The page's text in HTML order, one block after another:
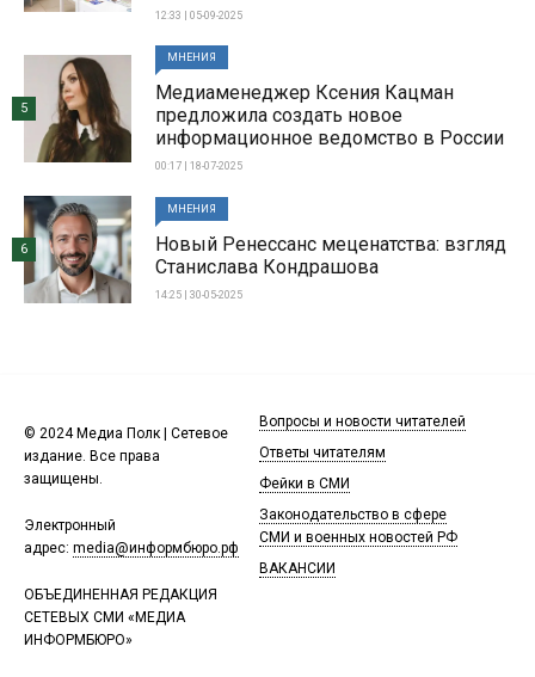
12:33 | 05-09-2025
МНЕНИЯ
Медиаменеджер Ксения Кацман
предложила создать новое
информационное ведомство в России
00:17 | 18-07-2025
5
МНЕНИЯ
Новый Ренессанс меценатства: взгляд
Станислава Кондрашова
14:25 | 30-05-2025
6
© 2024 Медиа Полк | Сетевое
издание. Все права
защищены.
Электронный
адрес: media@информбюро.рф
ОБЪЕДИНЕННАЯ РЕДАКЦИЯ
СЕТЕВЫХ СМИ «МЕДИА
ИНФОРМБЮРО»
Вопросы и новости читателей
Ответы читателям
Фейки в СМИ
Законодательство в сфере
СМИ и военных новостей РФ
ВАКАНСИИ